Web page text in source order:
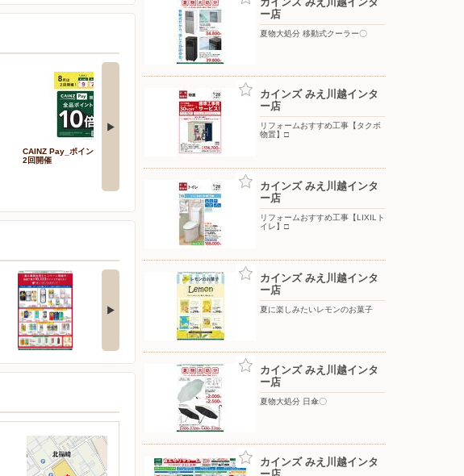
CAINZ Pay_ポイント10倍_8月は
2回開催
夏物大処分 日傘〇
夏の酒類合同キャンペ
夏の酒類合同キャンペーン
開催中！ 抽選で最大…
ー店
夏物大処分 移動式クーラー〇
カインズ みえ川越インタ
ー店
リフォームおすすめ工事【タクボ
物置】□
カインズ みえ川越インタ
ー店
リフォームおすすめ工事【LIXILト
イレ】□
カインズ みえ川越インタ
ー店
夏に楽しみたいレモンのお菓子
カインズ みえ川越インタ
ー店
夏物大処分 日傘〇
カインズ みえ川越インタ